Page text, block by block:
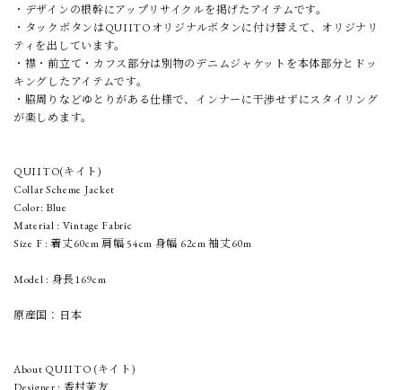
・デザインの根幹にアップリサイクルを掲げたアイテムです。
・タックボタンはQUIITOオリジナルボタンに付け替えて、オリジナリ
ティを出しています。
・襟・前立て・カフス部分は別物のデニムジャケットを本体部分とドッ
キングしたアイテムです。
・脇周りなどゆとりがある仕様で、インナーに干渉せずにスタイリング
が楽しめます。
QUIITO(キイト)
Collar Scheme Jacket
Color: Blue
Material : Vintage Fabric
Size F : 着丈60cm 肩幅 54cm 身幅 62cm 袖丈60m
Model : 身長169cm
原産国：日本
About QUIITO (キイト)
Designer : 香村茉友